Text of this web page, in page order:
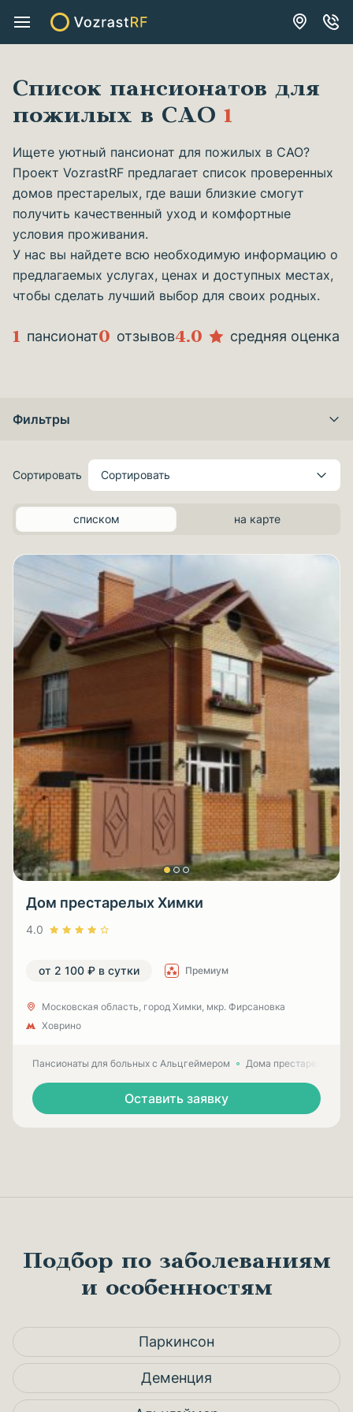
Список пансионатов для
пожилых в САО 1
Ищете уютный пансионат для пожилых в САО?
Проект VozrastRF предлагает список проверенных
домов престарелых, где ваши близкие смогут
получить качественный уход и комфортные
условия проживания.
У нас вы найдете всю необходимую информацию о
предлагаемых услугах, ценах и доступных местах,
чтобы сделать лучший выбор для своих родных.
1 пансионат0 отзывов4.0 средняя оценка
Фильтры
Сортировать Сортировать
списком на карте
Дом престарелых Химки
4.0
от 2 100 ₽ в сутки Премиум
Московская область, город Химки, мкр. Фирсановка
Ховрино
Пансионаты для больных с Альцгеймером Дома престарелых
Оставить заявку
Подбор по заболеваниям
и особенностям
Паркинсон
Деменция